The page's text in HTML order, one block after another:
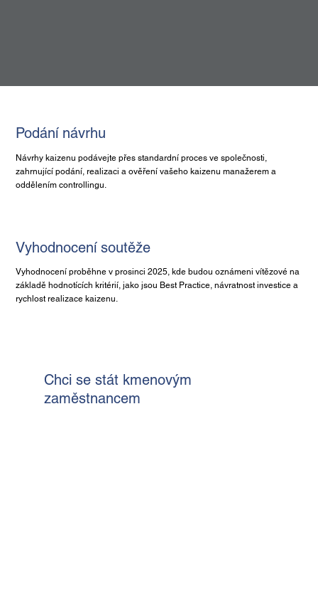
Podání návrhu
Návrhy kaizenu podávejte přes standardní proces ve společnosti,
zahrnující podání, realizaci a ověření vašeho kaizenu manažerem a
oddělením controllingu.
Vyhodnocení soutěže
Vyhodnocení proběhne v prosinci 2025, kde budou oznámeni vítězové na
základě hodnotících kritérií, jako jsou Best Practice, návratnost investice a
rychlost realizace kaizenu.
Chci se stát kmenovým
zaměstnancem